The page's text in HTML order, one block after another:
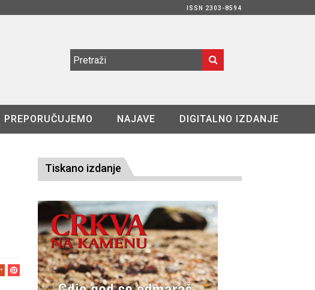
ISSN 2303-8594
PREPORUČUJEMO NAJAVE DIGITALNO IZDANJE
Tiskano izdanje